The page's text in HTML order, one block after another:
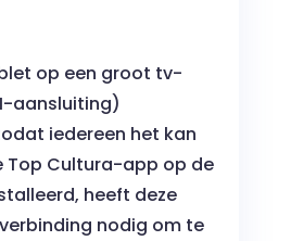
op een groot tv-
aansluiting)
iedereen het kan
Top Cultura-app op de
heeft deze
nodig om te